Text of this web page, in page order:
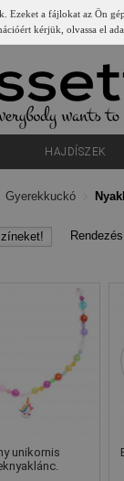
a fájlokat az Ön
kérjük, olvassa el
HAJDÍSZEK
Gyerekkuckó
Rendezés
unikornis